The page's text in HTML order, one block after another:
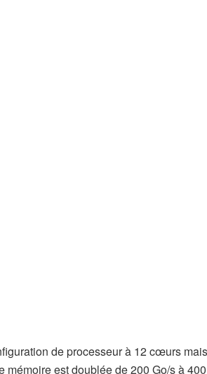
de processeur à 12 cœurs
est doublée de 200 Go/s à